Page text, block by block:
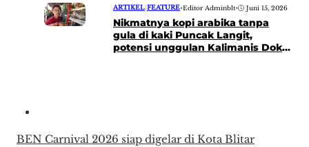
ARTIKEL FEATURE•Editor Adminblt• Juni 15, 2026
Nikmatnya kopi arabika tanpa
gula di kaki Puncak Langit,
potensi unggulan Kalimanis Doko
BEN Carnival 2026 siap digelar di Kota Blitar